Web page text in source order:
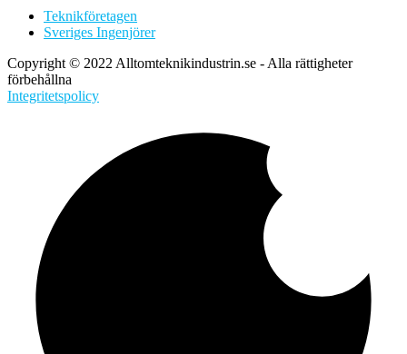
Teknikföretagen
Sveriges Ingenjörer
Copyright © 2022 Alltomteknikindustrin.se - Alla rättigheter
förbehållna
Integritetspolicy